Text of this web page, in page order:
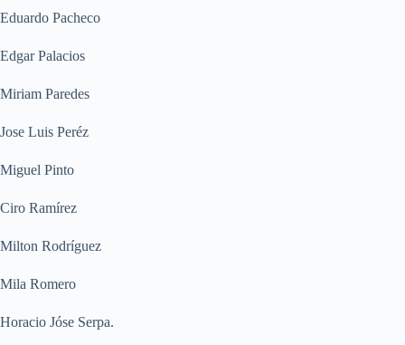
Eduardo Pacheco
Edgar Palacios
Miriam Paredes
Jose Luis Peréz
Miguel Pinto
Ciro Ramírez
Milton Rodríguez
Mila Romero
Horacio Jóse Serpa.